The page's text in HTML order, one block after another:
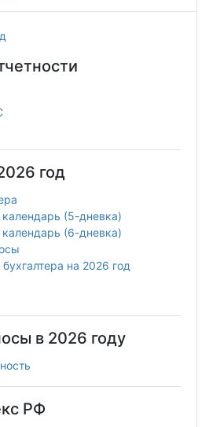
год
(5-дневка)
(6-дневка)
на 2026 год
в 2026 году
РФ